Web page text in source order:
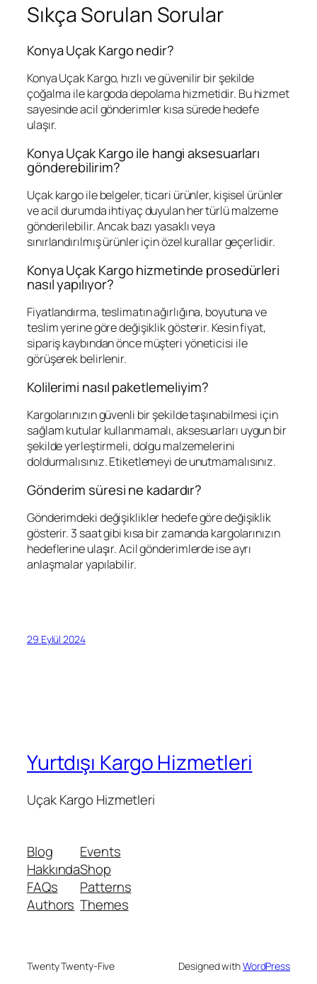
Sıkça Sorulan Sorular
Konya Uçak Kargo nedir?
Konya Uçak Kargo, hızlı ve güvenilir bir şekilde
çoğalma ile kargoda depolama hizmetidir. Bu hizmet
sayesinde acil gönderimler kısa sürede hedefe
ulaşır.
Konya Uçak Kargo ile hangi aksesuarları
gönderebilirim?
Uçak kargo ile belgeler, ticari ürünler, kişisel ürünler
ve acil durumda ihtiyaç duyulan her türlü malzeme
gönderilebilir. Ancak bazı yasaklı veya
sınırlandırılmış ürünler için özel kurallar geçerlidir.
Konya Uçak Kargo hizmetinde prosedürleri
nasıl yapılıyor?
Fiyatlandırma, teslimatın ağırlığına, boyutuna ve
teslim yerine göre değişiklik gösterir. Kesin fiyat,
sipariş kaybından önce müşteri yöneticisi ile
görüşerek belirlenir.
Kolilerimi nasıl paketlemeliyim?
Kargolarınızın güvenli bir şekilde taşınabilmesi için
sağlam kutular kullanmamalı, aksesuarları uygun bir
şekilde yerleştirmeli, dolgu malzemelerini
doldurmalısınız. Etiketlemeyi de unutmamalısınız.
Gönderim süresi ne kadardır?
Gönderimdeki değişiklikler hedefe göre değişiklik
gösterir. 3 saat gibi kısa bir zamanda kargolarınızın
hedeflerine ulaşır. Acil gönderimlerde ise ayrı
anlaşmalar yapılabilir.
29 Eylül 2024
Yurtdışı Kargo Hizmetleri
Uçak Kargo Hizmetleri
Blog
Hakkında
FAQs
Authors
Events
Shop
Patterns
Themes
Twenty Twenty-Five Designed withWordPress